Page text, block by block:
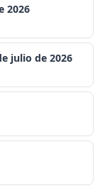
2026
julio de 2026